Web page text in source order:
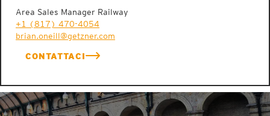
Area Sales Manager Railway
+1 (817) 470-4054
brian.oneill@getzner.com
CONTATTACI